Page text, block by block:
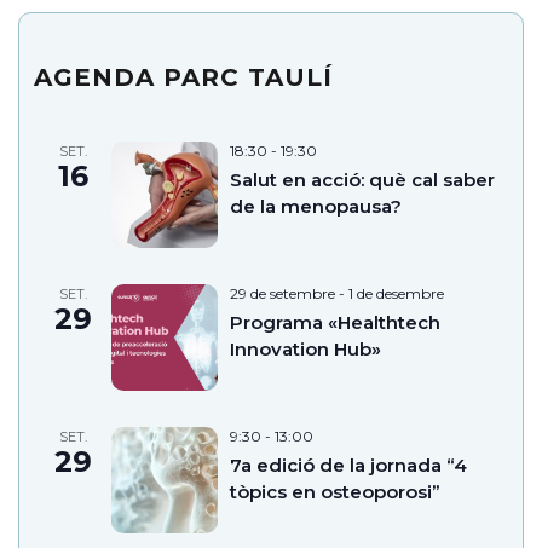
AGENDA PARC TAULÍ
SET.
16
18:30 - 19:30
Salut en acció: què cal saber
de la menopausa?
SET.
29
29 de setembre - 1 de desembre
Programa «Healthtech
Innovation Hub»
SET.
29
9:30 - 13:00
7a edició de la jornada “4
tòpics en osteoporosi”